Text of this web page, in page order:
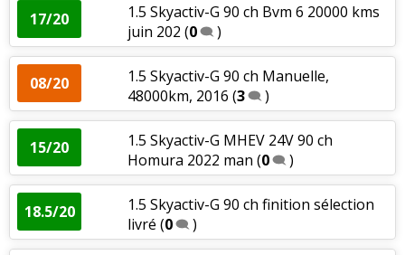
17/20
1.5 Skyactiv-G 90 ch Bvm 6 20000 kms
juin 202 (0 )
08/20
1.5 Skyactiv-G 90 ch Manuelle,
48000km, 2016 (3 )
15/20
1.5 Skyactiv-G MHEV 24V 90 ch
Homura 2022 man (0 )
18.5/20
1.5 Skyactiv-G 90 ch finition sélection
livré (0 )